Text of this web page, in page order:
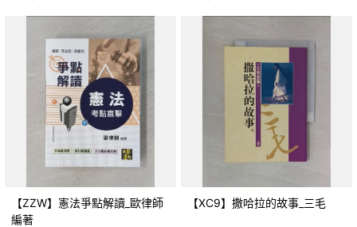
【ZZW】憲法爭點解讀_歐律師
編著
【XC9】撒哈拉的故事_三毛